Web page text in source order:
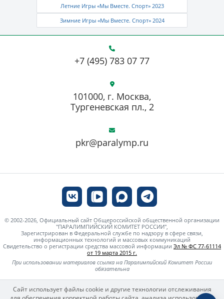
Летние Игры «Мы Вместе. Спорт» 2023
Зимние Игры «Мы Вместе. Спорт» 2024
+7 (495) 783 07 77
pkr@paralymp.ru
101000, г. Москва,
Тургеневская пл., 2
© 2002-2026, Официальный сайт Общероссийской общественной организации
"ПАРАЛИМПИЙСКИЙ КОМИТЕТ РОССИИ",
Зарегистрирован в Федеральной службе по надзору в сфере связи,
информационных технологий и массовых коммуникаций
Свидетельство о регистрации средства массовой информации Эл № ФС 77-61114
от 19 марта 2015 г.
При использовании материалов ссылка на Паралимпийский Комитет России
обязательна
Сайт использует файлы cookie и другие технологии отслеживания